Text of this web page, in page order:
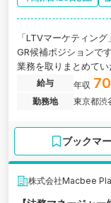
「LTVマーケティン
GR候補ポジションで
業務を取りまとめて
といった経営に近い
給与 年収
勤務地
東京都渋
ブックマ
株式会社Macbee